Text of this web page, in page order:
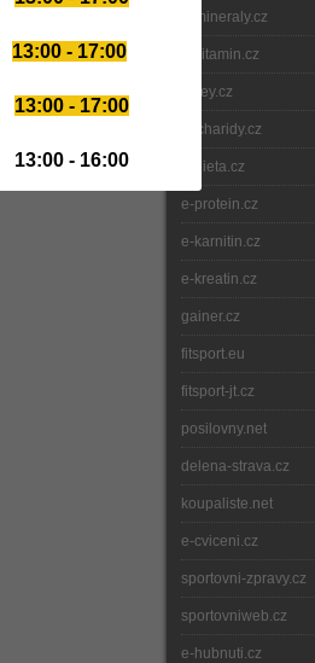
e-mineraly.cz
e-vitamin.cz
whey.cz
sacharidy.cz
e-dieta.cz
e-protein.cz
e-karnitin.cz
e-kreatin.cz
gainer.cz
fitsport.eu
fitsport-jt.cz
posilovny.net
delena-strava.cz
koupaliste.net
e-cviceni.cz
sportovni-zpravy.cz
sportovniweb.cz
e-hubnuti.cz
13:00 - 17:00
13:00 - 17:00
13:00 - 16:00